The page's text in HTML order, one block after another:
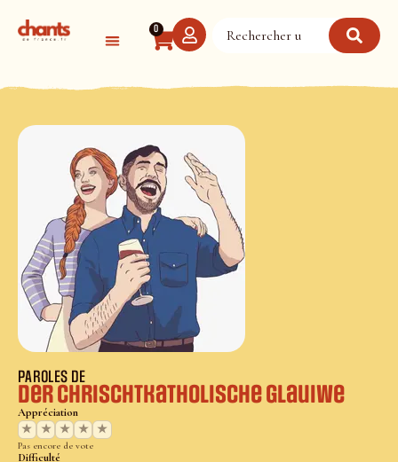
0
PAROLES DE
Der Chrischtkatholische Glauiwe
Appréciation
★
★ ★ ★ ★
Pas encore de vote
Difficulté